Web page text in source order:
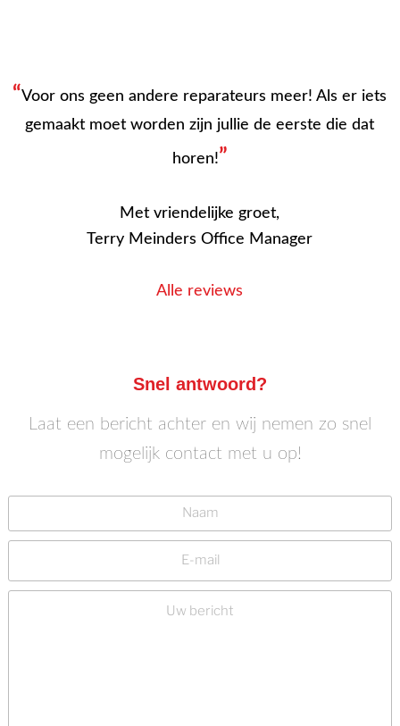
“Voor ons geen andere reparateurs meer! Als er iets
gemaakt moet worden zijn jullie de eerste die dat
horen!”
Met vriendelijke groet,
Terry Meinders Office Manager
Alle reviews
Snel antwoord?
Laat een bericht achter en wij nemen zo snel
mogelijk contact met u op!